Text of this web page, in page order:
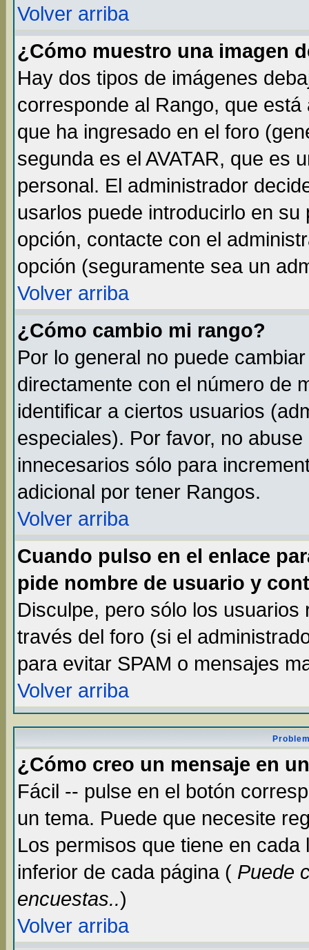
Volver arriba
¿Cómo muestro una imagen
Hay dos tipos de imágenes
corresponde al Rango, que
que ha ingresado en el foro
segunda es el AVATAR, que es
personal. El administrador
usarlos puede introducirlo en
opción, contacte con el
opción (seguramente sea un
Volver arriba
¿Cómo cambio mi rango?
Por lo general no puede
directamente con el número de
identificar a ciertos usuarios
especiales). Por favor, no
innecesarios sólo para
adicional por tener Rangos.
Volver arriba
Cuando pulso en el enlace
pide nombre de usuario y
Disculpe, pero sólo los
través del foro (si el
para evitar SPAM o mensajes
Volver arriba
¿Cómo creo un mensaje en
Fácil -- pulse en el botón
un tema. Puede que necesite
Los permisos que tiene en
inferior de cada página ( Puede
encuestas..)
Volver arriba